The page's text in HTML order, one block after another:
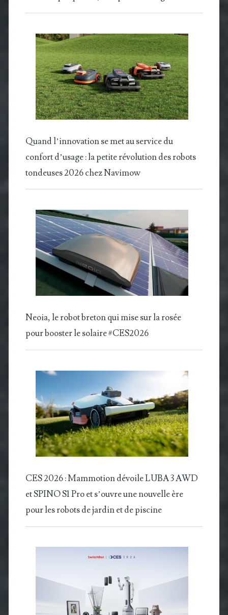
Quand l’innovation se met au service du
confort d’usage : la petite révolution des robots
tondeuses 2026 chez Navimow
Neoia, le robot breton qui mise sur la rosée
pour booster le solaire #CES2026
CES 2026 : Mammotion dévoile LUBA 3 AWD
et SPINO S1 Pro et s’ouvre une nouvelle ère
pour les robots de jardin et de piscine